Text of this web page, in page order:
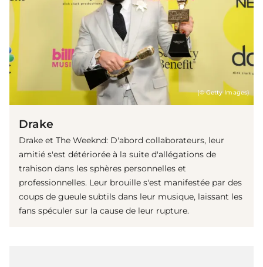
(© Getty Images)
Drake
Drake et The Weeknd: D'abord collaborateurs, leur
amitié s'est détériorée à la suite d'allégations de
trahison dans les sphères personnelles et
professionnelles. Leur brouille s'est manifestée par des
coups de gueule subtils dans leur musique, laissant les
fans spéculer sur la cause de leur rupture.